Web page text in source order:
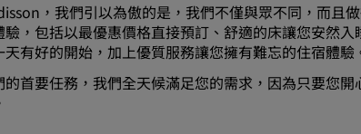
，我們引以為傲的是，我們不僅與眾不同，而且
，包括以最優惠價格直接預訂、舒適的床讓您安然
有好的開始，加上優質服務讓您擁有難忘的住宿體驗
的首要任務，我們全天候滿足您的需求，因為只要您